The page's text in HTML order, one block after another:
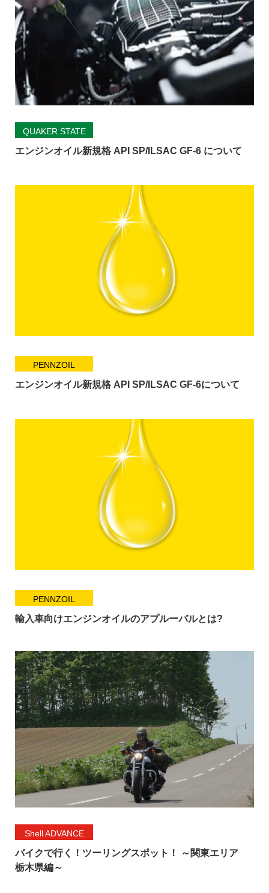
QUAKER STATE
エンジンオイル新規格 API SP/ILSAC GF-6 について
PENNZOIL
エンジンオイル新規格 API SP/ILSAC GF-6について
PENNZOIL
輸入車向けエンジンオイルのアプルーバルとは?
Shell ADVANCE
バイクで行く！ツーリングスポット！ ～関東エリア
栃木県編～